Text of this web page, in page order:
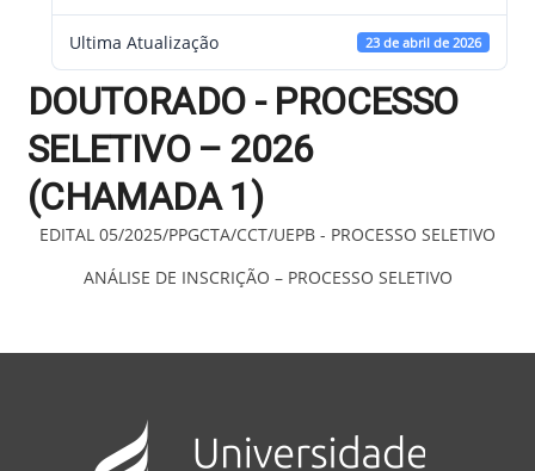
Ultima Atualização 23 de abril de 2026
DOUTORADO - PROCESSO
SELETIVO – 2026
(CHAMADA 1)
EDITAL 05/2025/PPGCTA/CCT/UEPB - PROCESSO SELETIVO
ANÁLISE DE INSCRIÇÃO – PROCESSO SELETIVO